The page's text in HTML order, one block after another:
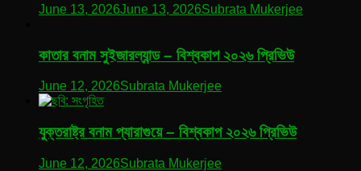
June 13, 2026June 13, 2026Subrata Mukerjee
কাতার বনাম সুইজারল্যান্ড – বিশ্বকাপ ২০২৬ প্রিভিউ
June 12, 2026Subrata Mukerjee
যুক্তরাষ্ট্র বনাম প্যারাগুয়ে – বিশ্বকাপ ২০২৬ প্রিভিউ
June 12, 2026Subrata Mukerjee